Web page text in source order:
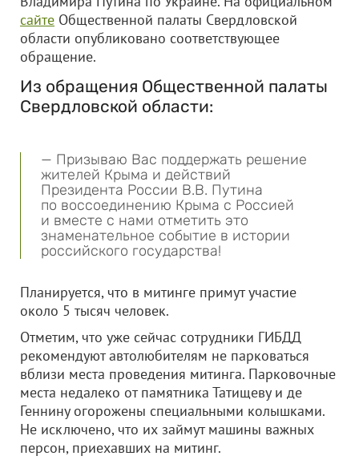
сайте Общественной палаты Свердловской
области опубликовано соответствующее
обращение.
Из обращения Общественной палаты
Свердловской области:
— Призываю Вас поддержать решение
жителей Крыма и действий
Президента России В.В. Путина
по воссоединению Крыма с Россией
и вместе с нами отметить это
знаменательное событие в истории
российского государства!
Планируется, что в митинге примут участие
около 5 тысяч человек.
Отметим, что уже сейчас сотрудники ГИБДД
рекомендуют автолюбителям не парковаться
вблизи места проведения митинга. Парковочные
места недалеко от памятника Татищеву и де
Геннину огорожены специальными колышками.
Не исключено, что их займут машины важных
персон, приехавших на митинг.